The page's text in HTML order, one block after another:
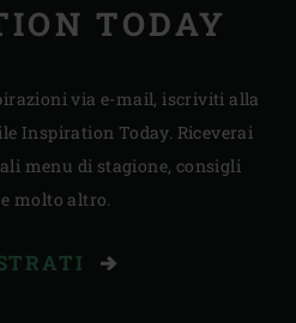
TODAY
via e-mail, iscriviti alla
Inspiration Today. Riceverai
menu di stagione, consigli
molto altro.